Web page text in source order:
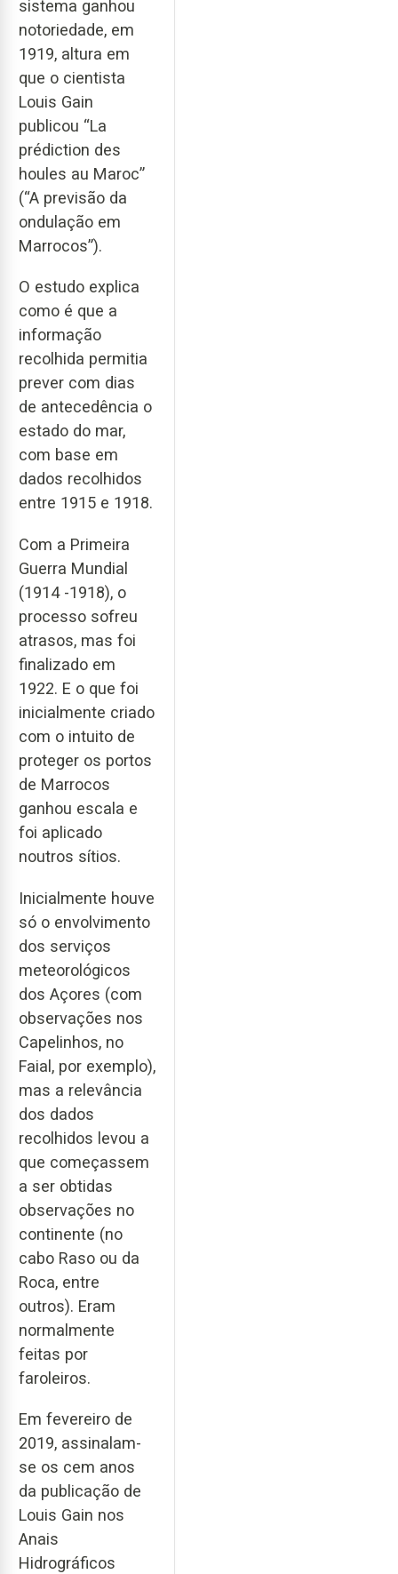
sistema ganhou
notoriedade, em
1919, altura em
que o cientista
Louis Gain
publicou “La
prédiction des
houles au Maroc”
(“A previsão da
ondulação em
Marrocos”).
O estudo explica
como é que a
informação
recolhida permitia
prever com dias
de antecedência o
estado do mar,
com base em
dados recolhidos
entre 1915 e 1918.
Com a Primeira
Guerra Mundial
(1914 -1918), o
processo sofreu
atrasos, mas foi
finalizado em
1922. E o que foi
inicialmente criado
com o intuito de
proteger os portos
de Marrocos
ganhou escala e
foi aplicado
noutros sítios.
Inicialmente houve
só o envolvimento
dos serviços
meteorológicos
dos Açores (com
observações nos
Capelinhos, no
Faial, por exemplo),
mas a relevância
dos dados
recolhidos levou a
que começassem
a ser obtidas
observações no
continente (no
cabo Raso ou da
Roca, entre
outros). Eram
normalmente
feitas por
faroleiros.
Em fevereiro de
2019, assinalam-
se os cem anos
da publicação de
Louis Gain nos
Anais
Hidrográficos